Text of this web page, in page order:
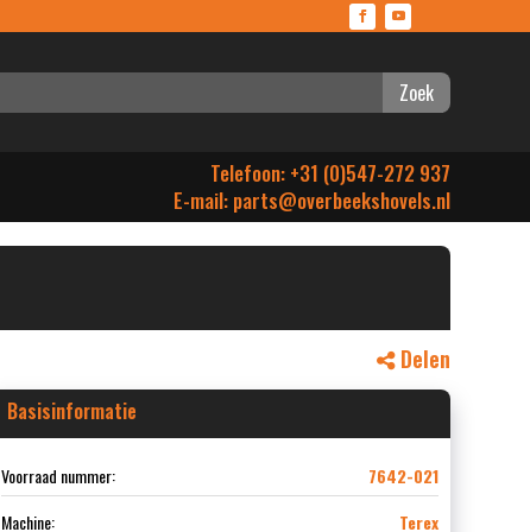
Zoek
Telefoon: +31 (0)547-272 937
E-mail: parts@overbeekshovels.nl
Delen
Basisinformatie
Voorraad nummer:
7642-021
Machine:
Terex